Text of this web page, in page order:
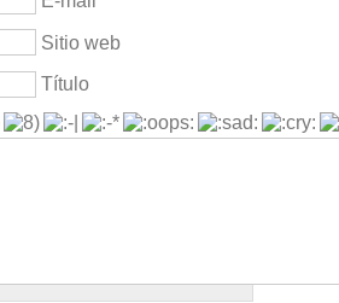
Sitio web
Título